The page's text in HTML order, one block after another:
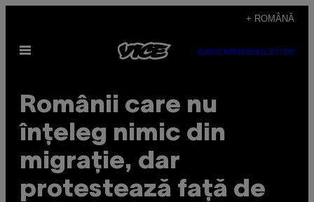
content
+ ROMÂNĂ
Open
SUBSCRIBENEWSLETTER
Românii care nu
înțeleg nimic din
migrație, dar
protestează față de